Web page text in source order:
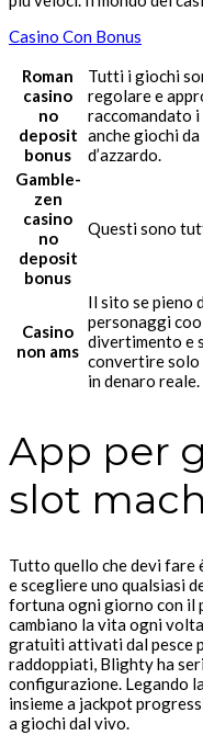
Casino Con Bonus
Roman
casino
no
deposit
bonus
Tutti i giochi
regolare e
raccomandato
anche giochi
d’azzardo.
Gamble-
zen
casino
no
deposit
bonus
Questi sono
Casino
non ams
Il sito se pieno
personaggi
divertimento e
convertire solo
in denaro reale.
App per
slot
Tutto quello che devi fare
e scegliere uno qualsiasi
fortuna ogni giorno con il
cambiano la vita ogni
gratuiti attivati dal pesce
raddoppiati, Blighty ha
configurazione. Legando
insieme a jackpot
a giochi dal vivo.